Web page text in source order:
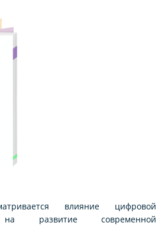
влияние цифровой
на развитие современной